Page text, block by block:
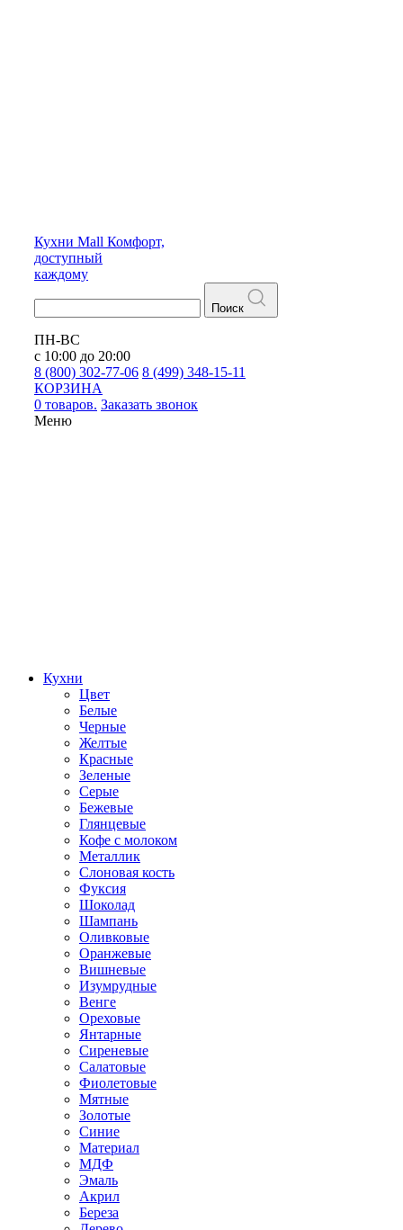
Кухни Mall Комфорт,
доступный
каждому
Поиск
ПН-ВС
с 10:00 до 20:00
8 (800) 302-77-06 8 (499) 348-15-11
КОРЗИНА
0 товаров. Заказать звонок
Меню
Кухни
Цвет
Белые
Черные
Желтые
Красные
Зеленые
Серые
Бежевые
Глянцевые
Кофе с молоком
Металлик
Слоновая кость
Фуксия
Шоколад
Шампань
Оливковые
Оранжевые
Вишневые
Изумрудные
Венге
Ореховые
Янтарные
Сиреневые
Салатовые
Фиолетовые
Мятные
Золотые
Синие
Материал
МДФ
Эмаль
Акрил
Береза